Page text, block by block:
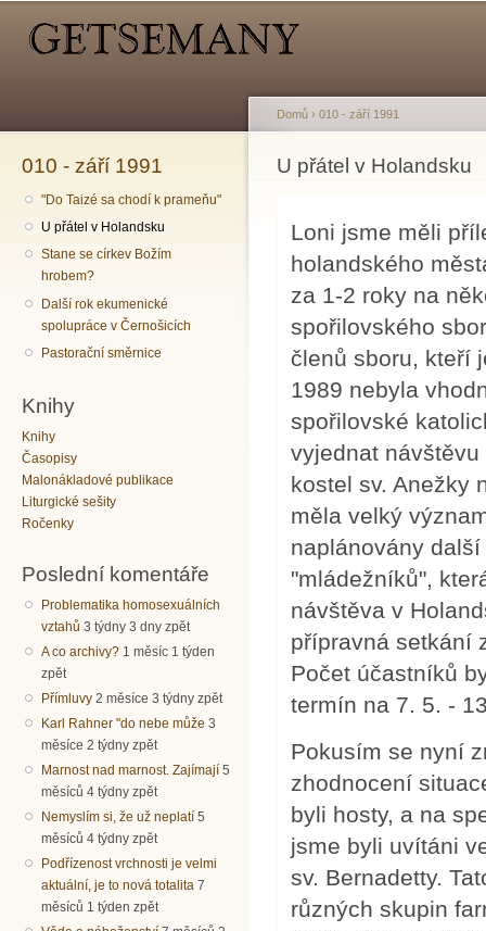
010 - září 1991
"Do Taizé sa chodí k prameňu"
U přátel v Holandsku
Stane se církev Božím
hrobem?
Další rok ekumenické
spolupráce v Černošicích
Pastorační směrnice
Knihy
Knihy
Časopisy
Malonákladové publikace
Liturgické sešity
Ročenky
Poslední komentáře
Problematika homosexuálních
vztahů 3 týdny 3 dny zpět
A co archivy? 1 měsíc 1 týden
zpět
Přímluvy 2 měsíce 3 týdny zpět
Karl Rahner "do nebe může 3
měsíce 2 týdny zpět
Marnost nad marnost. Zajímají 5
měsíců 4 týdny zpět
Nemyslím si, že už neplatí 5
měsíců 4 týdny zpět
Podřízenost vrchnosti je velmi
aktuální, je to nová totalita 7
měsíců 1 týden zpět
Jste zde
Domů › 010 - září 1991
U přátel v Holandsku
Loni jsme měli
holandského
za 1-2 roky na
spořilovského
členů sboru, kteří
1989 nebyla
spořilovské
vyjednat
kostel sv. Anežky
měla velký
naplánovány
"mládežníků",
návštěva v
přípravná setkání
Počet účastníků
termín na 7. 5. -
Pokusím se nyní
zhodnocení
byli hosty, a na
jsme byli uvítáni
sv. Bernadetty.
různých skupin